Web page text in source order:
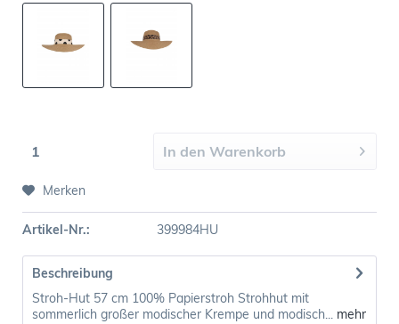
In den Warenkorb
Merken
Artikel-Nr.: 399984HU
Beschreibung
Stroh-Hut 57 cm 100% Papierstroh Strohhut mit
sommerlich großer modischer Krempe und modisch... mehr